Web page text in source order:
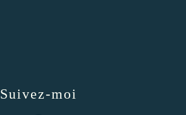
Suivez-moi